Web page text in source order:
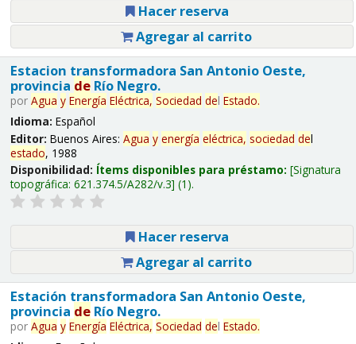
Hacer reserva
Agregar al carrito
Estacion transformadora San Antonio Oeste,
provincia deRío Negro.
por Agua y Energía Eléctrica, Sociedad del Estado.
Idioma: Español
Editor: Buenos Aires: Agua y energía eléctrica, sociedad del
estado, 1988
Disponibilidad: Ítems disponibles para préstamo: Signatura
topográfica: 621.374.5/A282/v.3 (1).
Hacer reserva
Agregar al carrito
Estación transformadora San Antonio Oeste,
provincia deRío Negro.
por Agua y Energía Eléctrica, Sociedad del Estado.